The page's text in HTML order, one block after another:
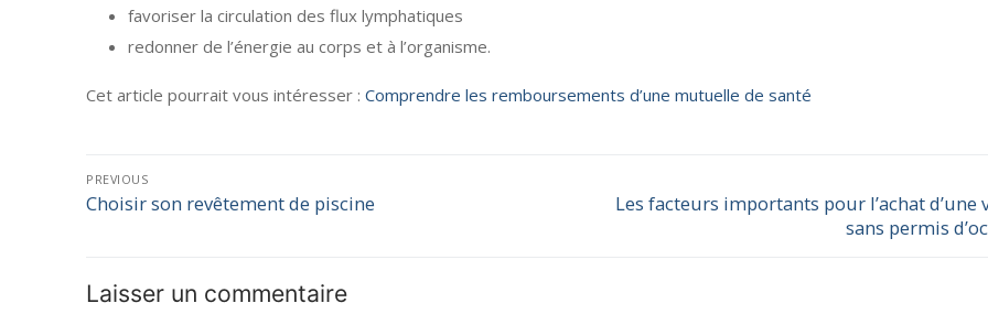
favoriser la circulation des flux lymphatiques
redonner de l’énergie au corps et à l’organisme.
Cet article pourrait vous intéresser : Comprendre les remboursements d’une mutuelle de santé
PREVIOUS
Choisir son revêtement de piscine
Les facteurs importants pour l’achat d’une
sans permis
Laisser un commentaire